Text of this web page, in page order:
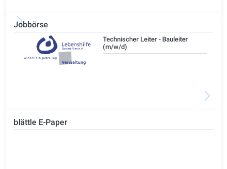
Jobbörse
Technischer Leiter - Bauleiter
(m/w/d)
blättle E-Paper